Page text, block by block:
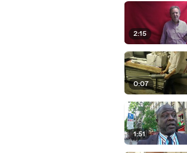
2:15
0:07
1:51